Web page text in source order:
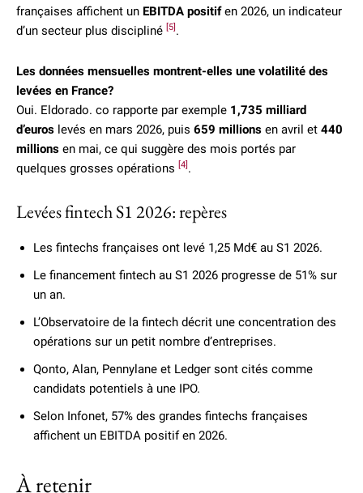
françaises affichent un EBITDA positifen 2026, un indicateur
d’un secteur plus discipliné
[5] .
Les données mensuelles montrent-elles une volatilité des
levées en France?
Oui. Eldorado. co rapporte par exemple 1,735 milliard
d’euros levés en mars 2026, puis 659 millions en avril et 440
millions en mai, ce qui suggère des mois portés par
quelques grosses opérations
[4] .
Levées fintech S1 2026: repères
Les fintechs françaises ont levé 1,25 Md€ au S1 2026.
Le financement fintech au S1 2026 progresse de 51% sur
un an.
L’Observatoire de la fintech décrit une concentration des
opérations sur un petit nombre d’entreprises.
Qonto, Alan, Pennylane et Ledger sont cités comme
candidats potentiels à une IPO.
Selon Infonet, 57% des grandes fintechs françaises
affichent un EBITDA positif en 2026.
À retenir